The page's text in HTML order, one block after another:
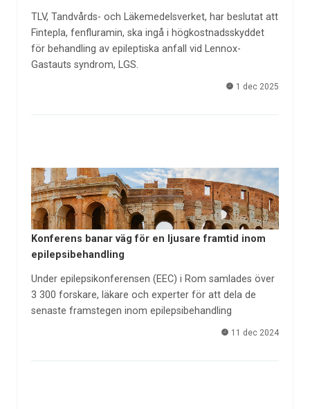
TLV, Tandvårds- och Läkemedelsverket, har beslutat att
Fintepla, fenfluramin, ska ingå i högkostnadsskyddet
för behandling av epileptiska anfall vid Lennox-
Gastauts syndrom, LGS.
1 dec 2025
Konferens banar väg för en ljusare framtid inom
epilepsibehandling
Under epilepsikonferensen (EEC) i Rom samlades över
3 300 forskare, läkare och experter för att dela de
senaste framstegen inom epilepsibehandling
11 dec 2024